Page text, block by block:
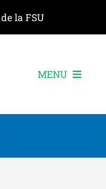
de la FSU
MENU